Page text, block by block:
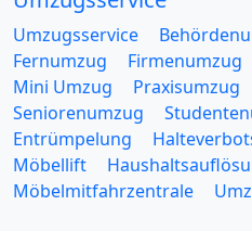
Umzugsservice
Fernumzug
Firmenumzug
Mini Umzug
Praxisumzug
Seniorenumzug
Entrümpelung
Möbellift
Möbelmitfahrzentrale